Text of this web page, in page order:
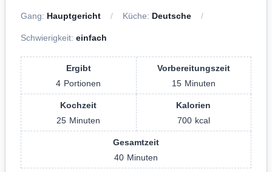
Gang: Hauptgericht Küche: Deutsche
Schwierigkeit: einfach
Ergibt
4 Portionen
Vorbereitungszeit
15 Minuten
Kochzeit
25 Minuten
Kalorien
700 kcal
Gesamtzeit
40 Minuten